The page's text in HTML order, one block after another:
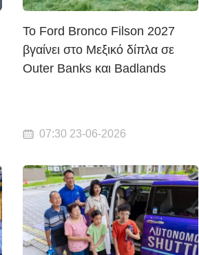
Το Ford Bronco Filson 2027
βγαίνει στο Μεξικό δίπλα σε
Outer Banks και Badlands
07:30 23-06-2026